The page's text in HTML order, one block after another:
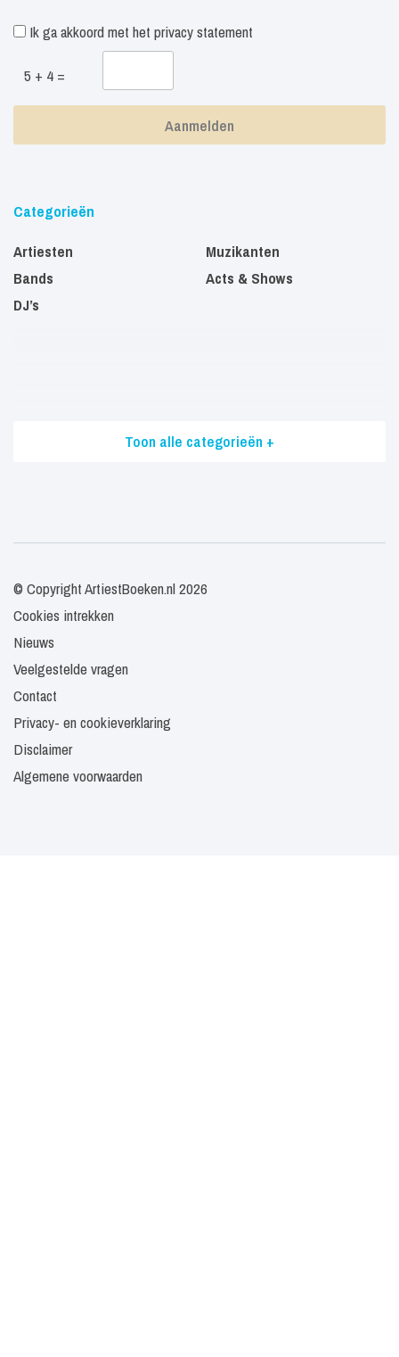
Ik ga akkoord met het privacy statement
5 + 4 =
Categorieën
Artiesten
Bands
DJ’s
Muzikanten
Acts & Shows
Toon alle categorieën +
© Copyright ArtiestBoeken.nl 2026
Cookies intrekken
Nieuws
Veelgestelde vragen
Contact
Privacy- en cookieverklaring
Disclaimer
Algemene voorwaarden